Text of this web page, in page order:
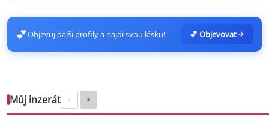
💕Objevuj další profily a najdi svou lásku! 💕 Objevovat
Můj inzerát < >